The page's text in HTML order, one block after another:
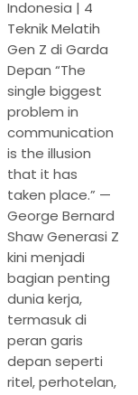
Indonesia | 4
Teknik Melatih
Gen Z di Garda
Depan “The
single biggest
problem in
communication
is the illusion
that it has
taken place.” —
George Bernard
Shaw Generasi Z
kini menjadi
bagian penting
dunia kerja,
termasuk di
peran garis
depan seperti
ritel, perhotelan,